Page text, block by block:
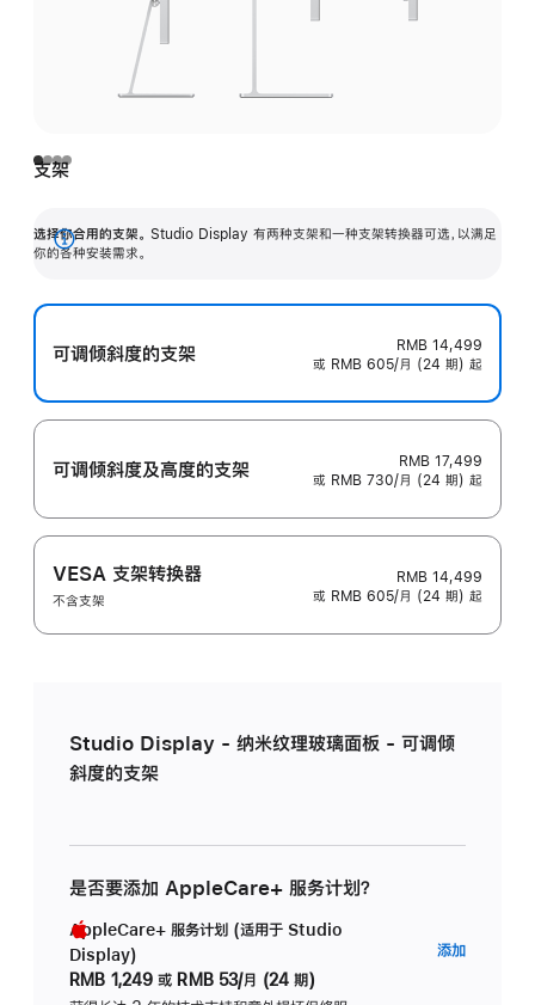
支架
选择你合用的支架。 Studio Display 有两种支架和一种支架转换器可选，以满足
你的各种安装需求。
展
可调倾斜度的支架
RMB 14,499
或 RMB 605/月 (24 期) 起
可调倾斜度及高‍度的支‍架
RMB 17,499
或 RMB 730/月 (24 期) 起
VESA 支架转换器
不含支架
RMB 14,499
或 RMB 605/月 (24 期) 起
Studio Display - 纳米纹理玻璃面板 - 可调倾
斜度的支架
是否要添加 AppleCare+ 服务计划？
AppleCare+ 服务计划 (适用于 Studio
Display)
RMB 1,249 或 RMB 53/月 (24 期)
添加